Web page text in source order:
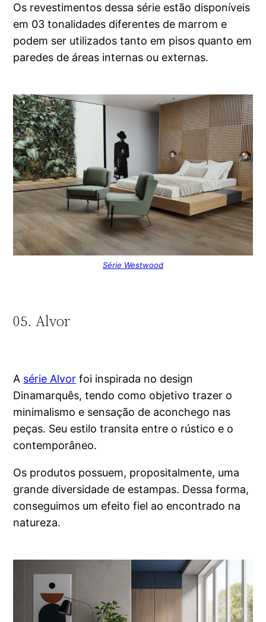
Os revestimentos dessa série estão disponíveis
em 03 tonalidades diferentes de marrom e
podem ser utilizados tanto em pisos quanto em
paredes de áreas internas ou externas.
Série Westwood
05. Alvor
A série Alvor foi inspirada no design
Dinamarquês, tendo como objetivo trazer o
minimalismo e sensação de aconchego nas
peças. Seu estilo transita entre o rústico e o
contemporâneo.
Os produtos possuem, propositalmente, uma
grande diversidade de estampas. Dessa forma,
conseguimos um efeito fiel ao encontrado na
natureza.